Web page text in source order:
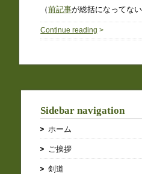
（前記事が総括になってな
Continue reading >
Sidebar navigation
ホーム
ご挨拶
剣道